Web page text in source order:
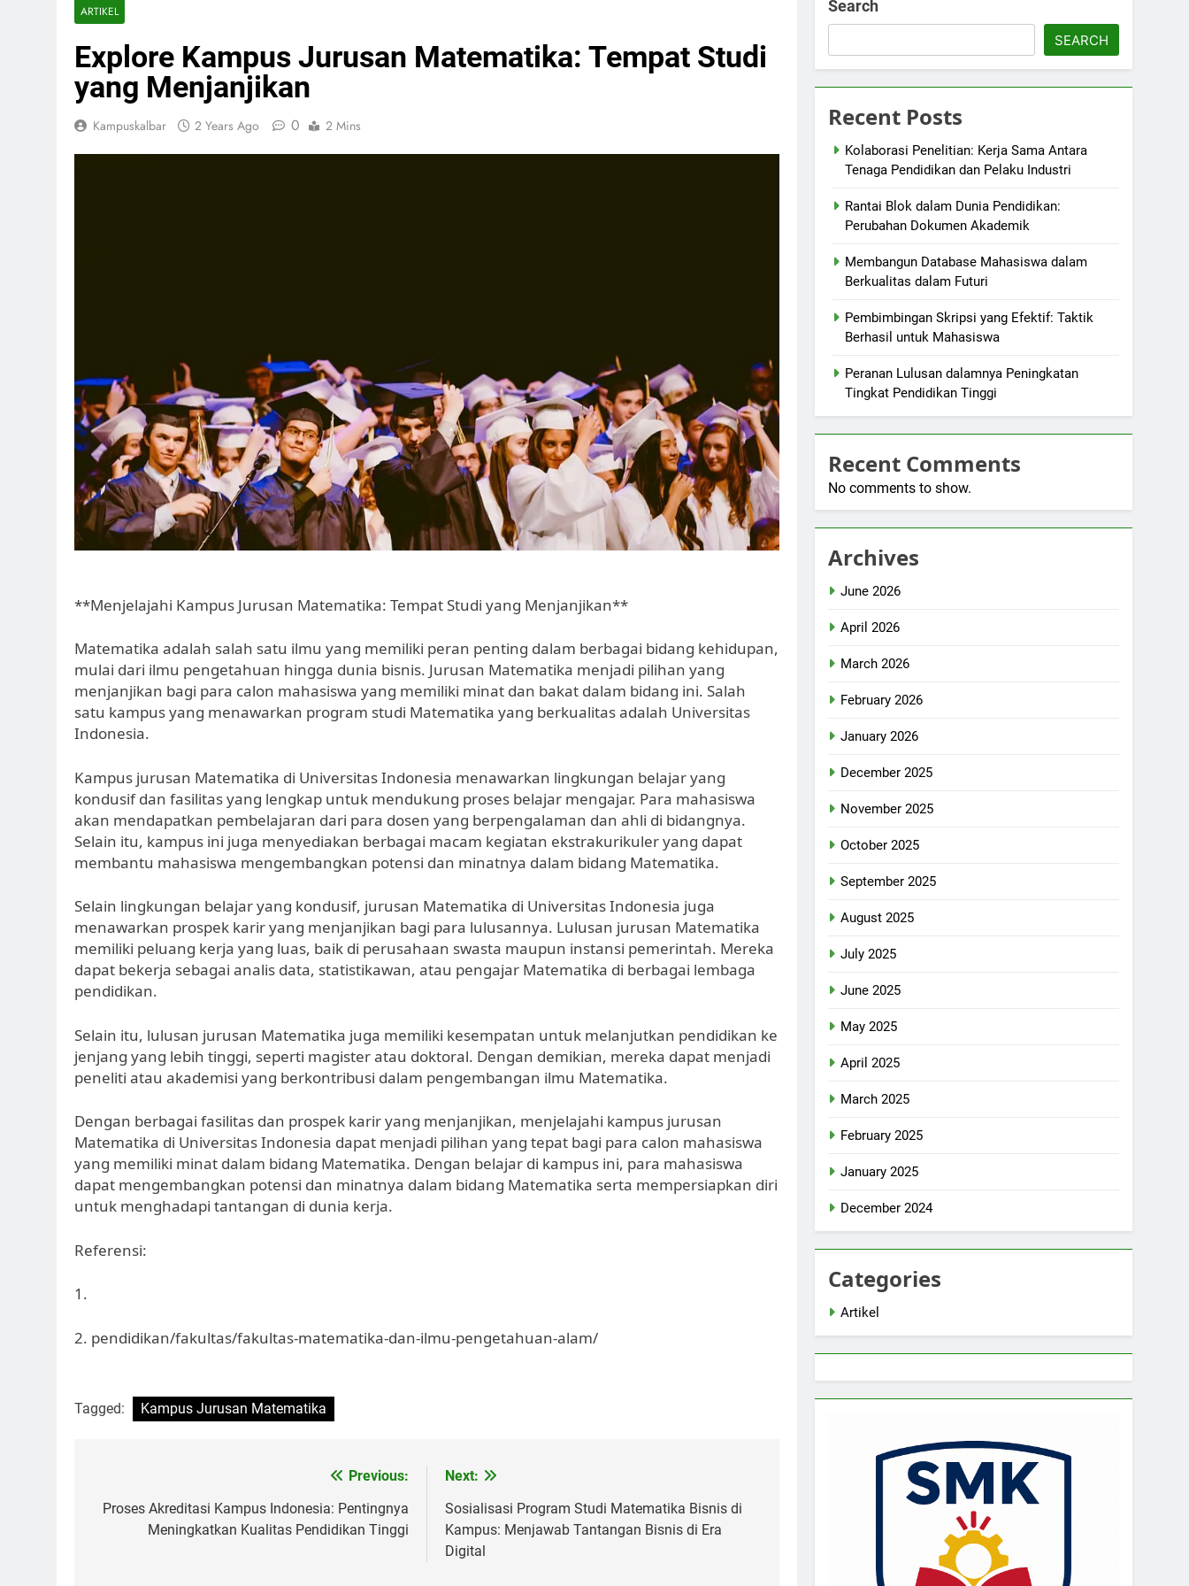
ARTIKEL
Explore Kampus Jurusan Matematika: Tempat Studi
yang Menjanjikan
Kampuskalbar 2 Years Ago 0 2 Mins
**Menjelajahi Kampus Jurusan Matematika: Tempat Studi yang Menjanjikan**
Matematika adalah salah satu ilmu yang memiliki peran penting dalam berbagai bidang kehidupan,
mulai dari ilmu pengetahuan hingga dunia bisnis. Jurusan Matematika menjadi pilihan yang
menjanjikan bagi para calon mahasiswa yang memiliki minat dan bakat dalam bidang ini. Salah
satu kampus yang menawarkan program studi Matematika yang berkualitas adalah Universitas
Indonesia.
Kampus jurusan Matematika di Universitas Indonesia menawarkan lingkungan belajar yang
kondusif dan fasilitas yang lengkap untuk mendukung proses belajar mengajar. Para mahasiswa
akan mendapatkan pembelajaran dari para dosen yang berpengalaman dan ahli di bidangnya.
Selain itu, kampus ini juga menyediakan berbagai macam kegiatan ekstrakurikuler yang dapat
membantu mahasiswa mengembangkan potensi dan minatnya dalam bidang Matematika.
Selain lingkungan belajar yang kondusif, jurusan Matematika di Universitas Indonesia juga
menawarkan prospek karir yang menjanjikan bagi para lulusannya. Lulusan jurusan Matematika
memiliki peluang kerja yang luas, baik di perusahaan swasta maupun instansi pemerintah. Mereka
dapat bekerja sebagai analis data, statistikawan, atau pengajar Matematika di berbagai lembaga
pendidikan.
Selain itu, lulusan jurusan Matematika juga memiliki kesempatan untuk melanjutkan pendidikan ke
jenjang yang lebih tinggi, seperti magister atau doktoral. Dengan demikian, mereka dapat menjadi
peneliti atau akademisi yang berkontribusi dalam pengembangan ilmu Matematika.
Dengan berbagai fasilitas dan prospek karir yang menjanjikan, menjelajahi kampus jurusan
Matematika di Universitas Indonesia dapat menjadi pilihan yang tepat bagi para calon mahasiswa
yang memiliki minat dalam bidang Matematika. Dengan belajar di kampus ini, para mahasiswa
dapat mengembangkan potensi dan minatnya dalam bidang Matematika serta mempersiapkan diri
untuk menghadapi tantangan di dunia kerja.
Referensi:
1.
2. pendidikan/fakultas/fakultas-matematika-dan-ilmu-pengetahuan-alam/
Tagged: Kampus Jurusan Matematika
navigation
Previous:
Proses Akreditasi Kampus Indonesia: Pentingnya
Meningkatkan Kualitas Pendidikan Tinggi
Next:
Sosialisasi Program Studi Matematika Bisnis di
Kampus: Menjawab Tantangan Bisnis di Era
Digital
Search
SEARCH
Recent Posts
Kolaborasi Penelitian: Kerja Sama Antara
Tenaga Pendidikan dan Pelaku Industri
Rantai Blok dalam Dunia Pendidikan:
Perubahan Dokumen Akademik
Membangun Database Mahasiswa dalam
Berkualitas dalam Futuri
Pembimbingan Skripsi yang Efektif: Taktik
Berhasil untuk Mahasiswa
Peranan Lulusan dalamnya Peningkatan
Tingkat Pendidikan Tinggi
Recent Comments
No comments to show.
Archives
June 2026
April 2026
March 2026
February 2026
January 2026
December 2025
November 2025
October 2025
September 2025
August 2025
July 2025
June 2025
May 2025
April 2025
March 2025
February 2025
January 2025
December 2024
Categories
Artikel